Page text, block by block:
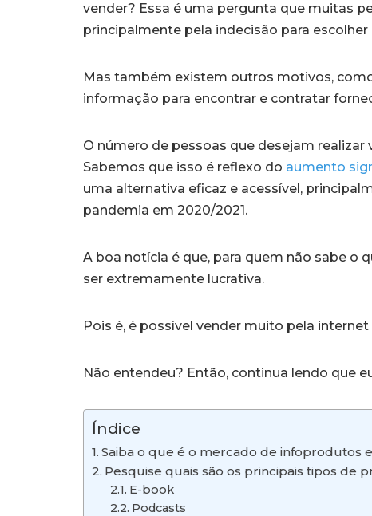
vender? Essa é uma pergunta que muitas
principalmente pela indecisão para
Mas também existem outros motivos,
informação para encontrar e contratar
O número de pessoas que desejam
Sabemos que isso é reflexo do aumento
uma alternativa eficaz e acessível,
pandemia em 2020/2021.
A boa notícia é que, para quem não sabe o
ser extremamente lucrativa.
Pois é, é possível vender muito pela
Não entendeu? Então, continua lendo que
Índice
Saiba o que é o mercado de infoprodutos
Pesquise quais são os principais tipos de
E-book
Podcasts